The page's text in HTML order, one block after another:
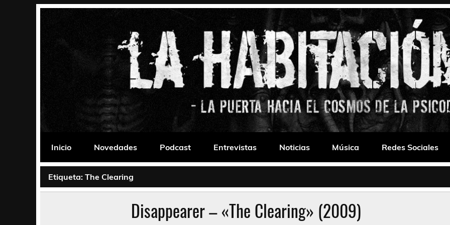
La Habitación 235
Inicio
Novedades Podcast Entrevistas Noticias Música Redes Sociales
Etiqueta: The Clearing
Disappearer – «The Clearing» (2009)